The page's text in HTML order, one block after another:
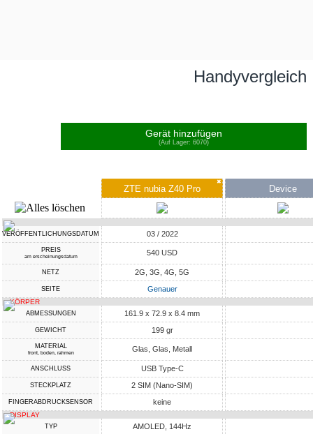
Handyvergleich
Gerät hinzufügen
(Auf Lager: 6070)
✖
ZTE nubia Z40 Pro Device
VERÖFFENTLICHUNGSDATUM 03 / 2022
PREIS
am erscheinungsdatum 540 USD
NETZ 2G, 3G, 4G, 5G
SEITE Genauer
KÖRPER
ABMESSUNGEN 161.9 x 72.9 x 8.4 mm
GEWICHT 199 gr
MATERIAL
front, boden, rahmen Glas, Glas, Metall
ANSCHLUSS USB Type-C
STECKPLATZ 2 SIM (Nano-SIM)
FINGERABDRUCKSENSOR keine
DISPLAY
TYP AMOLED, 144Hz